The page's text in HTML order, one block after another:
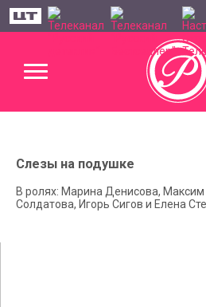
Слезы на подушке
В ролях: Марина Денисова,
Солдатова, Игорь Сигов и Елена